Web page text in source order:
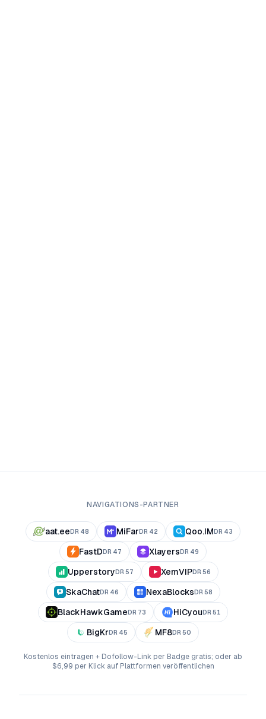
NAVIGATIONS-PARTNER
aat.ee DR 48 MiFar DR 42 Qoo.IM DR 43
FastD DR 47 Xlayers DR 49
Upperstory DR 57 XemVIPDR 56
SkaChatDR 46 NexaBlocks DR 58
BlackHawkGame DR 73 HiCyou DR 51
BigKr DR 45 MF8DR 50
Kostenlos eintragen + Dofollow-Link per Badge gratis; oder ab
$6,99 per Klick auf Plattformen veröffentlichen